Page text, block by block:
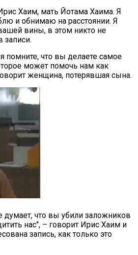
Хаим, мать Йотама Хаима. Я
и обнимаю на расстоянии. Я
вины, в этом никто не
записи.
помните, что вы делаете самое
может помочь нам как
женщина, потерявшая сына.
думает, что вы убили заложников
нас", – говорит Ирис Хаим и
запись, как только это